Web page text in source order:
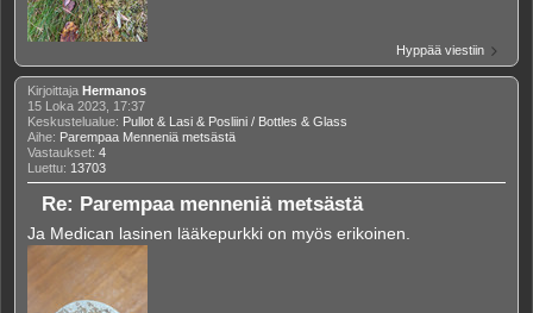
Hyppää viestiin
Kirjoittaja Hermanos
15 Loka 2023, 17:37
Keskustelualue: Pullot & Lasi & Posliini / Bottles & Glass
Aihe: Parempaa Menneniä metsästä
Vastaukset: 4
Luettu: 13703
Re: Parempaa menneniä metsästä
Ja Medican lasinen lääkepurkki on myös erikoinen.